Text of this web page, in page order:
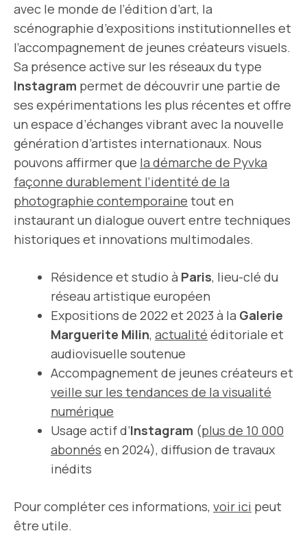
avec le monde de l’édition d’art, la
scénographie d’expositions institutionnelles et
l’accompagnement de jeunes créateurs visuels.
Sa présence active sur les réseaux du type
Instagram permet de découvrir une partie de
ses expérimentations les plus récentes et offre
un espace d’échanges vibrant avec la nouvelle
génération d’artistes internationaux. Nous
pouvons affirmer que la démarche de Pyvka
façonne durablement l’identité de la
photographie contemporaine tout en
instaurant un dialogue ouvert entre techniques
historiques et innovations multimodales.
Résidence et studio à Paris, lieu-clé du
réseau artistique européen
Expositions de 2022 et 2023 à la Galerie
Marguerite Milin, actualité éditoriale et
audiovisuelle soutenue
Accompagnement de jeunes créateurs et
veille sur les tendances de la visualité
numérique
Usage actif d’Instagram (plus de 10 000
abonnés en 2024), diffusion de travaux
inédits
Pour compléter ces informations, voir ici peut
être utile.